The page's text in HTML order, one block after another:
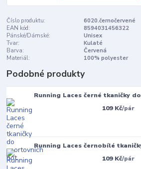
Číslo produktu:
6020.černočervené
EAN kód:
8594031456322
Pánské/Dámské:
Unisex
Tvar:
Kulaté
Barva:
Červená
Materiál:
100% polyester
Podobné produkty
Running Laces černé tkaničky
109 Kč/pár
Running Laces černobílé
109 Kč/pár